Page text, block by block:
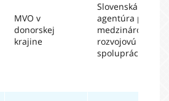
MVO v
donorskej
krajine
Slovenská
agentúra pre
medzinárodnú
rozvojovú
spoluprácu